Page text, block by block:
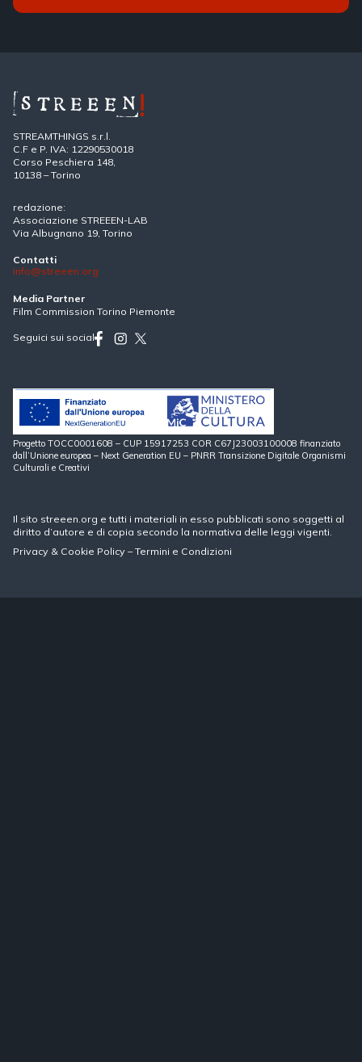
STREAMTHINGS s.r.l.
C.F e P. IVA: 12290530018
Corso Peschiera 148,
10138 – Torino
redazione:
Associazione STREEEN-LAB
Via Albugnano 19, Torino
Contatti
info@streeen.org
Media Partner
Film Commission Torino Piemonte
Seguici sui social
Progetto TOCC0001608 – CUP 15917253 COR C67J23003100008 finanziato
dall’Unione europea – Next Generation EU – PNRR Transizione Digitale Organismi
Culturali e Creativi
Il sito streeen.org e tutti i materiali in esso pubblicati sono soggetti al
diritto d’autore e di copia secondo la normativa delle leggi vigenti.
Privacy & Cookie Policy –Termini e Condizioni